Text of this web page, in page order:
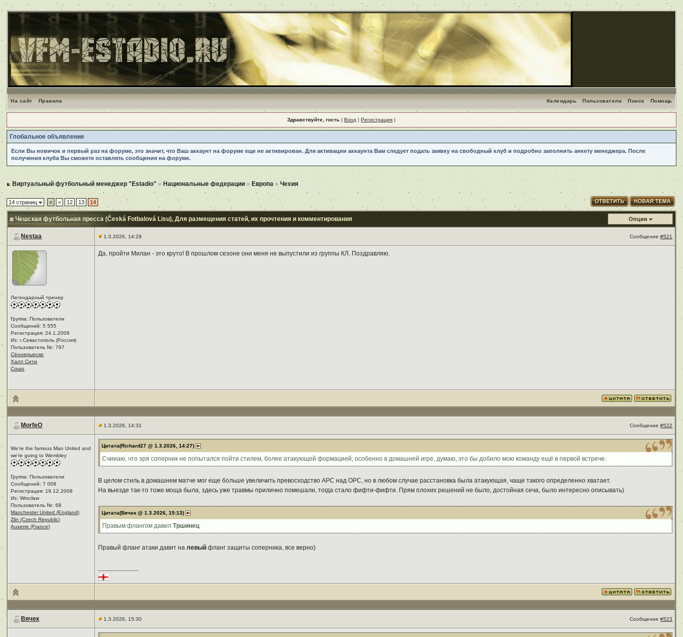
На сайт Правила Помощь
Поиск
Пользователи
Календарь
Здравствуйте, гость (Вход |Регистрация )
Глобальное объявление
Если Вы новичок и первый раз на форуме, это значит, что Ваш аккаунт на форуме еще не активирован. Для активации аккаунта Вам следует подать заявку на свободный клуб и подробно заполнить анкету менеджера. После
получения клуба Вы сможете оставлять сообщения на форуме.
Виртуальный футбольный менеджер "Estadio" » Национальные федерации » Европа »Чехия
14 страниц « < 12 13 14
Чешская футбольная пресса (Česká Fotbalová Lisu), Для размещения статей, их прочтения и комментирования Опции
Nestaa 1.3.2026, 14:28 Сообщение#521
Легендарный тренер
Группа: Пользователи
Сообщений: 5 555
Регистрация: 24.1.2009
Из: г.Севастополь (Россия)
Пользователь №: 797
Сённерьюске
Халл Сити
Сошо
Да, пройти Милан - это круто! В прошлом сезоне они меня не выпустили из группы КЛ. Поздравляю.
MorfeO 1.3.2026, 14:31 Сообщение#522
We're the famous Man United and
we're going to Wembley
Группа: Пользователи
Сообщений: 7 008
Регистрация: 19.12.2008
Из: Wrocław
Пользователь №: 68
Manchester United (England)
Zlin (Czech Republic)
Auxerre (France)
Цитата(Richard27 @ 1.3.2026, 14:27)
Счииаю, что зря соперник не попытался пойти стилем, более атакующей формацией, особенно в домашней игре, думаю, это бы добило мою команду ещё в первой встрече.
В целом стиль в домашнем матче мог еще больше увеличить превосходство АРС над ОРС, но в любом случае расстановка была атакующая, чаще такого определенно хватает.
На выезде так-то тоже моща была, здесь уже травмы прилично помешали, тогда стало фифти-фифти. Прям плохих решений не было, достойная сеча, было интересно описывать)
Цитата(Вячек @ 1.3.2026, 15:13)
Правым флангом давилТршинец.
Правый фланг атаки давит налевый фланг защиты соперника, все верно)
--------------------
Вячек 1.3.2026, 15:30 Сообщение#523